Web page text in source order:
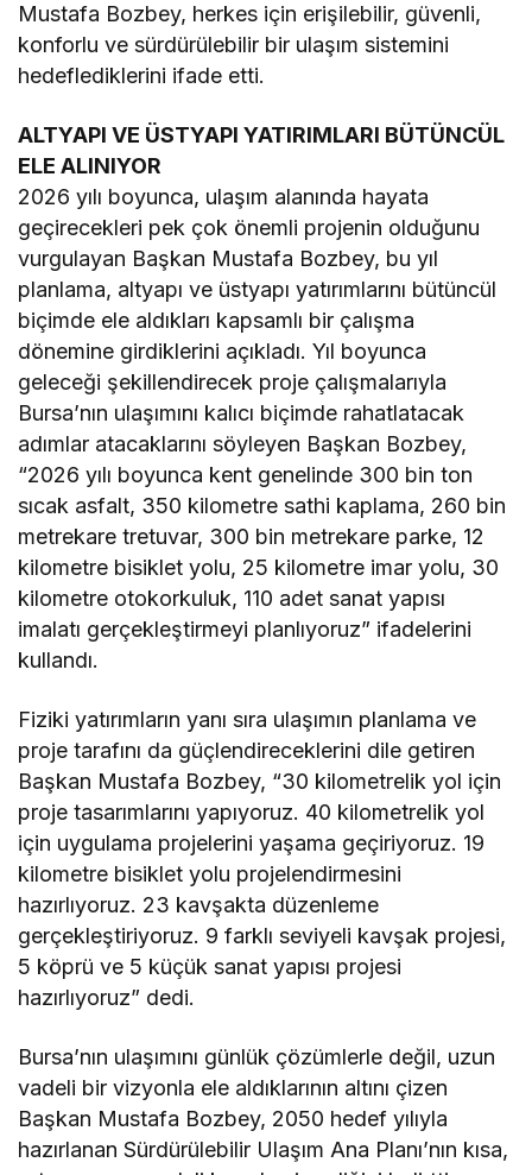
Mustafa Bozbey, herkes için erişilebilir, güvenli,
konforlu ve sürdürülebilir bir ulaşım sistemini
hedeflediklerini ifade etti.
ALTYAPI VE ÜSTYAPI YATIRIMLARI BÜTÜNCÜL
ELE ALINIYOR
2026 yılı boyunca, ulaşım alanında hayata
geçirecekleri pek çok önemli projenin olduğunu
vurgulayan Başkan Mustafa Bozbey, bu yıl
planlama, altyapı ve üstyapı yatırımlarını bütüncül
biçimde ele aldıkları kapsamlı bir çalışma
dönemine girdiklerini açıkladı. Yıl boyunca
geleceği şekillendirecek proje çalışmalarıyla
Bursa’nın ulaşımını kalıcı biçimde rahatlatacak
adımlar atacaklarını söyleyen Başkan Bozbey,
“2026 yılı boyunca kent genelinde 300 bin ton
sıcak asfalt, 350 kilometre sathi kaplama, 260 bin
metrekare tretuvar, 300 bin metrekare parke, 12
kilometre bisiklet yolu, 25 kilometre imar yolu, 30
kilometre otokorkuluk, 110 adet sanat yapısı
imalatı gerçekleştirmeyi planlıyoruz” ifadelerini
kullandı.
Fiziki yatırımların yanı sıra ulaşımın planlama ve
proje tarafını da güçlendireceklerini dile getiren
Başkan Mustafa Bozbey, “30 kilometrelik yol için
proje tasarımlarını yapıyoruz. 40 kilometrelik yol
için uygulama projelerini yaşama geçiriyoruz. 19
kilometre bisiklet yolu projelendirmesini
hazırlıyoruz. 23 kavşakta düzenleme
gerçekleştiriyoruz. 9 farklı seviyeli kavşak projesi,
5 köprü ve 5 küçük sanat yapısı projesi
hazırlıyoruz” dedi.
Bursa’nın ulaşımını günlük çözümlerle değil, uzun
vadeli bir vizyonla ele aldıklarının altını çizen
Başkan Mustafa Bozbey, 2050 hedef yılıyla
hazırlanan Sürdürülebilir Ulaşım Ana Planı’nın kısa,